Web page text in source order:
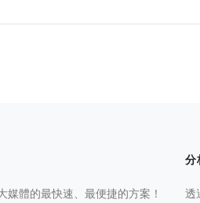
媒體的最快速、最便捷的方案！
分
透